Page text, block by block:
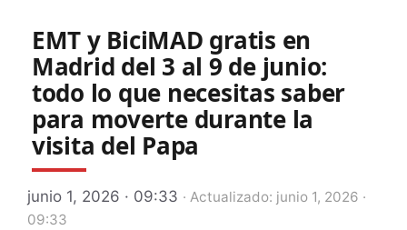
EMT y BiciMAD gratis en
Madrid del 3 al 9 de junio:
todo lo que necesitas saber
para moverte durante la
visita del Papa
junio 1, 2026 · 09:33 · Actualizado: junio 1, 2026 ·
09:33